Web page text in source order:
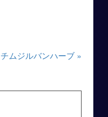
チムジルバンハーブ »